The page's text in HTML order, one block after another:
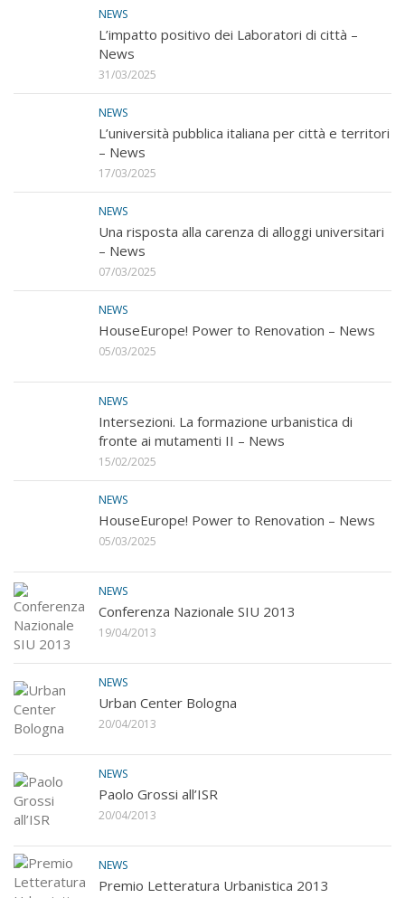
NEWS
L’impatto positivo dei Laboratori di città –
News
31/03/2025
NEWS
L’università pubblica italiana per città e territori
– News
17/03/2025
NEWS
Una risposta alla carenza di alloggi universitari
– News
07/03/2025
NEWS
HouseEurope! Power to Renovation – News
05/03/2025
NEWS
Intersezioni. La formazione urbanistica di
fronte ai mutamenti II – News
15/02/2025
NEWS
HouseEurope! Power to Renovation – News
05/03/2025
NEWS
Conferenza Nazionale SIU 2013
19/04/2013
NEWS
Urban Center Bologna
20/04/2013
NEWS
Paolo Grossi all’ISR
20/04/2013
NEWS
Premio Letteratura Urbanistica 2013